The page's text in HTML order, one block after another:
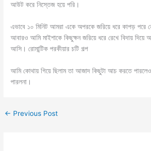
আউট করে নিস্তেজ হয়ে পরি।
এভাবে ১০ মিনিট আমরা একে অপরকে জরিয়ে ধরে কাপড় পরে
আবারও আমি মাইশাকে কিছুক্ষন জরিয়ে ধরে রেখে বিদায় দিয়ে
আসি। রোমান্টিক পরকীয়ার চটি গল্প
আমি কোথায় গিয়ে ছিলাম তা আজাদ কিছুটা আচ করতে
পারলনা।
← Previous Post